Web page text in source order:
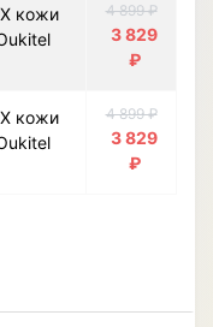
кожи
4 899 ₽
3 829
₽
кожи
4 899 ₽
3 829
₽